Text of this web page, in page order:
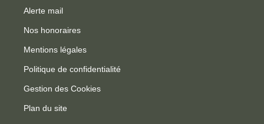
Alerte mail
Nos honoraires
Mentions légales
Politique de confidentialité
Gestion des Cookies
Plan du site